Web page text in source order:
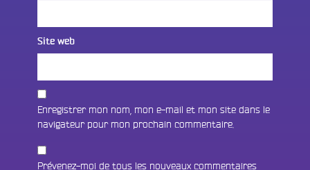
Site web
Enregistrer mon nom, mon e-mail et mon site dans le
navigateur pour mon prochain commentaire.
Prévenez-moi de tous les nouveaux commentaires